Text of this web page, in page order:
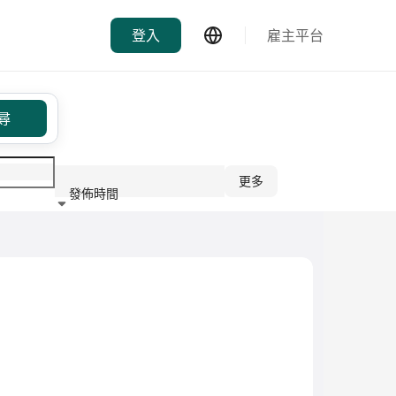
登入 雇主平台
發佈時間
更多